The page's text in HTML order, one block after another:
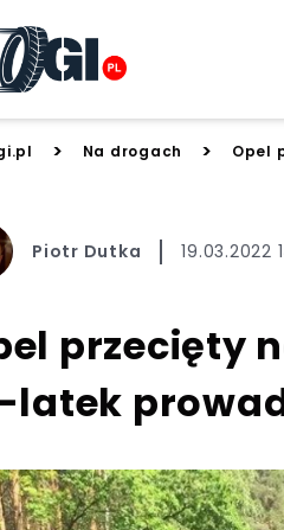
> Na drogach > Opel
Piotr Dutka 19.03.2022
przecięty
latek